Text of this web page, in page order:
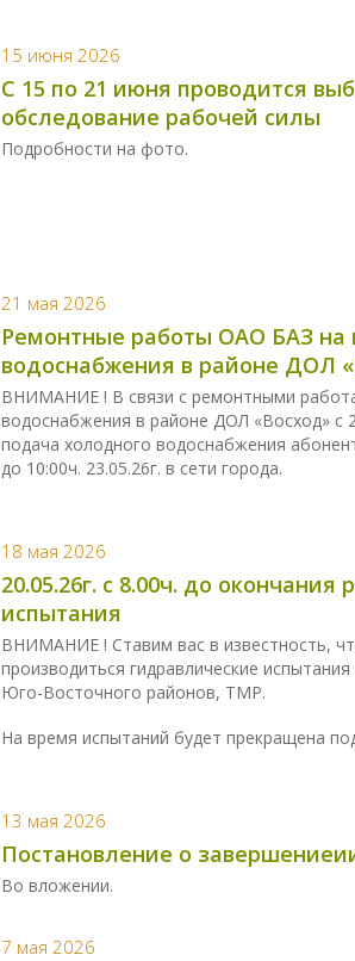
15 июня 2026
С 15 по 21 июня проводится
обследование рабочей силы
Подробности на фото.
21 мая 2026
Ремонтные работы ОАО БАЗ на
водоснабжения в районе ДОЛ
ВНИМАНИЕ ! В связи с ремонтными
водоснабжения в районе ДОЛ «Восход» с
подача холодного водоснабжения
до 10:00ч. 23.05.26г. в сети города.
18 мая 2026
20.05.26г. с 8.00ч. до
испытания
ВНИМАНИЕ ! Ставим вас в известность,
производиться гидравлические
Юго-Восточного районов, ТМР.
На время испытаний будет прекращена
13 мая 2026
Постановление о
Во вложении.
7 мая 2026